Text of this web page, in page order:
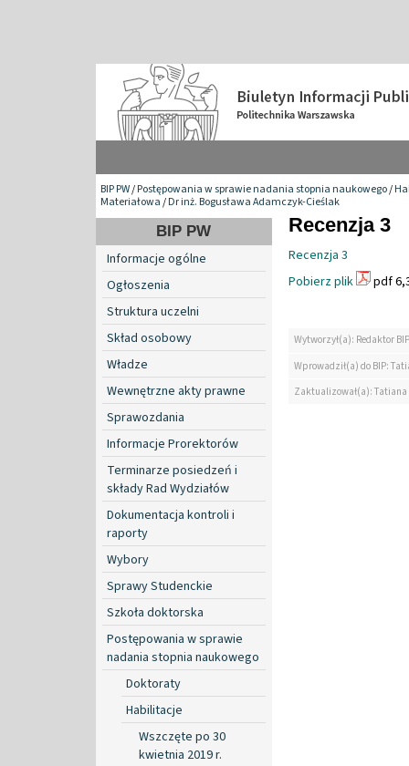
BIP PW/Postępowania w sprawie nadania stopnia naukowego/
Materiałowa/Dr inż. Bogusława Adamczyk-Cieślak
BIP PW
Informacje ogólne
Ogłoszenia
Struktura uczelni
Skład osobowy
Władze
Wewnętrzne akty prawne
Sprawozdania
Informacje Prorektorów
Terminarze posiedzeń i
składy Rad Wydziałów
Dokumentacja kontroli i
raporty
Wybory
Sprawy Studenckie
Szkoła doktorska
Postępowania w sprawie
nadania stopnia naukowego
Doktoraty
Habilitacje
Wszczęte po 30
kwietnia 2019 r.
Recenzja 3
Recenzja 3
Pobierz plik
pdf
Wytworzył(a): Redaktor BIP
Wprowadził(a) do BIP:
Zaktualizował(a):